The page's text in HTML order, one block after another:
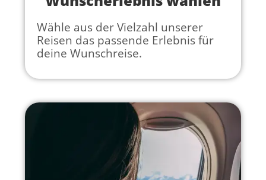
Wähle aus der Vielzahl unserer
Reisen das passende Erlebnis für
deine Wunschreise.